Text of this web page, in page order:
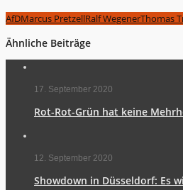
AfDMarcus PretzellRalf WegenerThomas
Ähnliche Beiträge
17. September 2020
Rot-Rot-Grün hat keine
12. September 2020
Showdown in Düsseldorf: Es